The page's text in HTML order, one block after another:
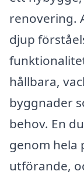
renovering.
djup
hållbara,
byggnader
behov. En
genom hela
utförande,